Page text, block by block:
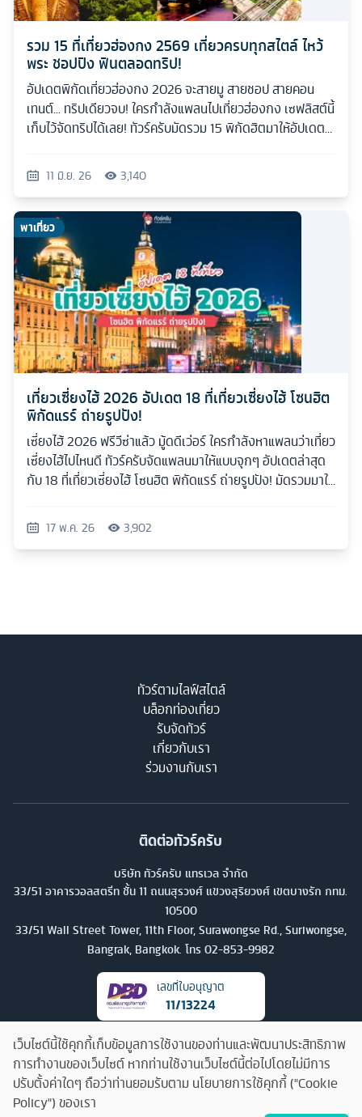
รวม 15 ที่เที่ยวฮ่องกง 2569 เที่ยวครบทุกสไตล์ ไหว้
พระ ชอปปิง ฟินตลอดทริป!
อัปเดตพิกัดเที่ยวฮ่องกง 2026 จะสายมู สายชอป สายคอน
เทนต์... ทริปเดียวจบ! ใครกำลังแพลนไปเที่ยวฮ่องกง เซฟลิสต์นี้
เก็บไว้จัดทริปได้เลย! ทัวร์ครับมัดรวม 15 พิกัดฮิตมาให้อัปเดต
11 มิ.ย. 26 3,140
พาเที่ยว
เที่ยวเซี่ยงไฮ้ 2026 อัปเดต 18 ที่เที่ยวเซี่ยงไฮ้ โซนฮิต
พิกัดแรร์ ถ่ายรูปปัง!
เซี่ยงไฮ้ 2026 ฟรีวีซ่าแล้ว มู้ดดีเว่อร์ ใครกำลังหาแพลนว่าเที่ยว
เซี่ยงไฮ้ไปไหนดี ทัวร์ครับจัดแพลนมาให้แบบจุกๆ อัปเดตล่าสุด
กับ 18 ที่เที่ยวเซี่ยงไฮ้ โซนฮิต พิกัดแรร์ ถ่ายรูปปัง! มัดรวมมาให้
17 พ.ค. 26 3,902
ทัวร์ตามไลฟ์สไตล์
บล็อกท่องเที่ยว
รับจัดทัวร์
เกี่ยวกับเรา
ร่วมงานกับเรา
ติดต่อทัวร์ครับ
บริษัท ทัวร์ครับ แทรเวล จำกัด
33/51 อาคารวอลสตรีท ชั้น 11 ถนนสุรวงศ์ แขวงสุริยวงศ์ เขตบางรัก กทม.
10500
33/51 Wall Street Tower, 11th Floor, Surawongse Rd., Suriwongse,
Bangrak, Bangkok. โทร 02-853-9982
เลขที่ใบอนุญาต
11/13224
เว็บไซต์นี้ใช้คุกกี้เก็บข้อมูลการใช้งานของท่านและพัฒนาประสิทธิภาพ
การทำงานของเว็บไซต์ หากท่านใช้งานเว็บไซต์นี้ต่อไปโดยไม่มีการ
ปรับตั้งค่าใดๆ ถือว่าท่านยอมรับตาม นโยบายการใช้คุกกี้ ("Cookie
Policy") ของเรา